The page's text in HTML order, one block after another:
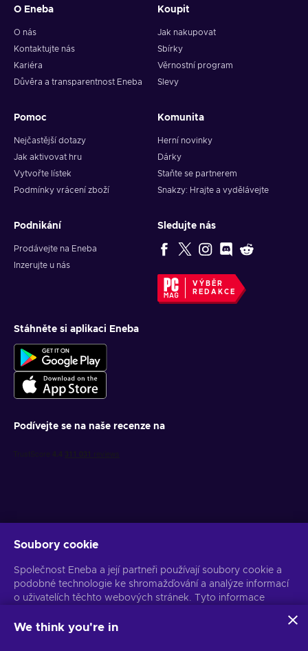
O Eneba
O nás
Kontaktujte nás
Kariéra
Důvěra a transparentnost Eneba
Koupit
Jak nakupovat
Sbírky
Věrnostní program
Slevy
Pomoc
Nejčastější dotazy
Jak aktivovat hru
Vytvořte lístek
Podmínky vrácení zboží
Komunita
Herní novinky
Dárky
Staňte se partnerem
Snakzy: Hrajte a vydělávejte
Podnikání
Prodávejte na Eneba
Inzerujte u nás
Sledujte nás
VÝBĚR
REDAKCE
Stáhněte si aplikaci Eneba
Podívejte se na naše recenze na
Získejte personalizované nabídky her
Předplatit
Z odběru se můžete kdykoli odhlásit. Více informací naleznete v
Soubory cookie
Společnost Eneba a její partneři používají soubory cookie a
podobné technologie ke shromažďování a analýze informací
o uživatelích těchto webových stránek. Tyto informace
stránkách. Vaše osobní údaje mohou být také použity k
We think you're in